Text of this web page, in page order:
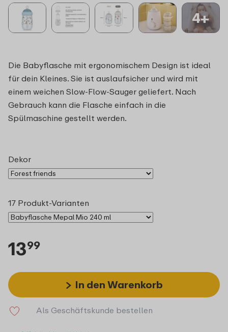
4+
Die Babyflasche mit ergonomischem Design ist ideal
für dein Kleines. Sie ist auslaufsicher und wird mit
einem weichen Slow-Flow-Sauger geliefert. Nach
Gebrauch kann die Flasche einfach in die
Spülmaschine gestellt werden.
Dekor
17 Produkt-Varianten
1399
In den Warenkorb
Als Geschäftskunde bestellen